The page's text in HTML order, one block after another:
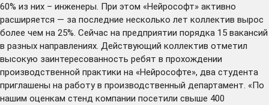
60% из них – инженеры. При этом «Нейрософт» активно
расширяется — за последние несколько лет коллектив вырос
более чем на 25%. Сейчас на предприятии порядка 15 вакансий
в разных направлениях. Действующий коллектив отметил
высокую заинтересованность ребят в прохождении
производственной практики на «Нейрософте», два студента
приглашены на работу в производственный департамент. «По
нашим оценкам стенд компании посетили свыше 400